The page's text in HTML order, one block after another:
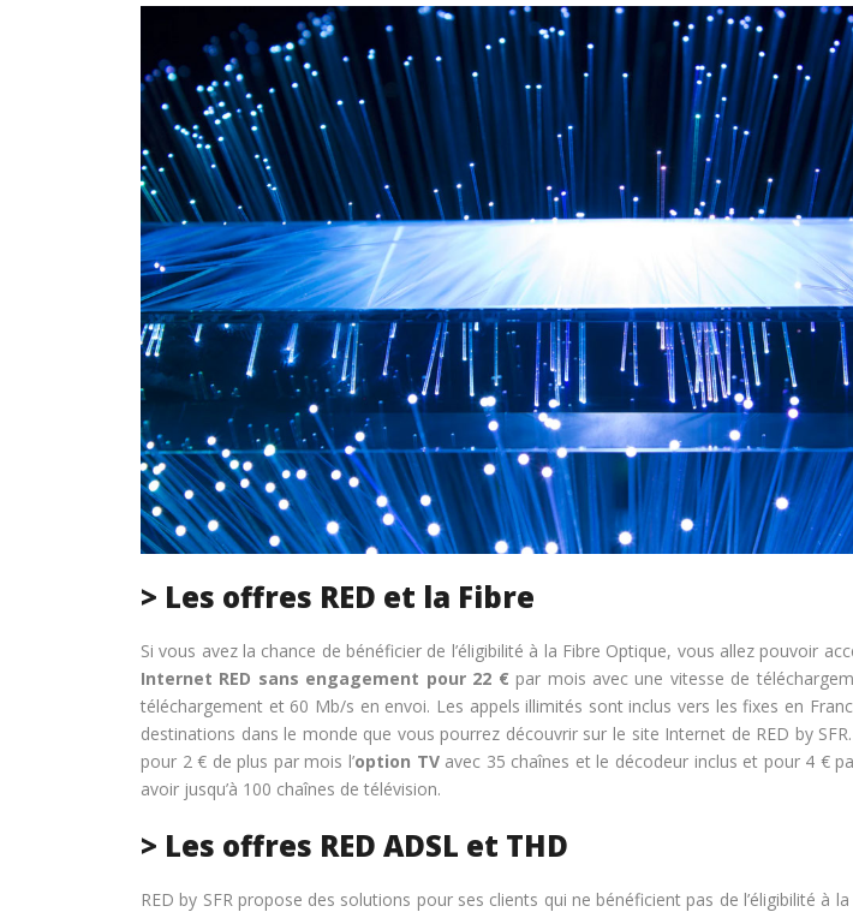
> Les offres RED et la Fibre
Si vous avez la chance de bénéficier de l’éligibilité à la Fibre Optique, vous allez pouvoir
Internet RED sans engagement pour 22 € par mois avec une vitesse de
téléchargement et 60 Mb/s en envoi. Les appels illimités sont inclus vers les fixes en
destinations dans le monde que vous pourrez découvrir sur le site Internet de RED by
pour 2 € de plus par mois l’option TVavec 35 chaînes et le décodeur inclus et pour 4 €
avoir jusqu’à 100 chaînes de télévision.
> Les offres RED ADSL et THD
RED by SFR propose des solutions pour ses clients qui ne bénéficient pas de l’éligibilité à